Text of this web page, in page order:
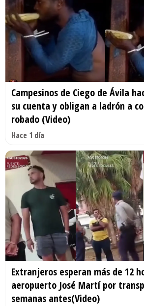
Campesinos de Ciego de Ávila
su cuenta y obligan a ladrón a
robado (Video)
Hace 1 día
Extranjeros esperan más de 12
aeropuerto José Martí por
semanas antes(Video)